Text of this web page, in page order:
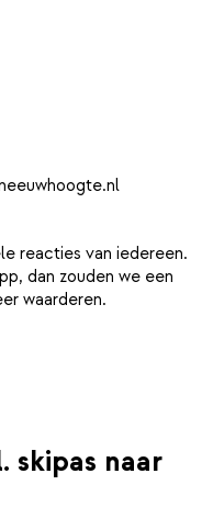
reacties van iedereen.
dan zouden we een
waarderen.
skipas naar